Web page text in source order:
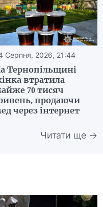
Серпня, 2026, 21:44
Тернопільщині
втратила
70 тисяч
продаючи
через інтернет
Читати ще →